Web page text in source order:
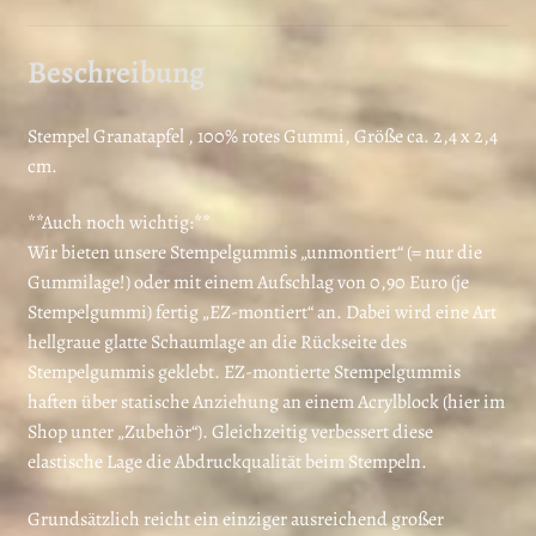
Beschreibung
Stempel Granatapfel , 100% rotes Gummi, Größe ca. 2,4 x 2,4
cm.
**Auch noch wichtig:**
Wir bieten unsere Stempelgummis „unmontiert“ (= nur die
Gummilage!) oder mit einem Aufschlag von 0,90 Euro (je
Stempelgummi) fertig „EZ-montiert“ an. Dabei wird eine Art
hellgraue glatte Schaumlage an die Rückseite des
Stempelgummis geklebt. EZ-montierte Stempelgummis
haften über statische Anziehung an einem Acrylblock (hier im
Shop unter „Zubehör“). Gleichzeitig verbessert diese
elastische Lage die Abdruckqualität beim Stempeln.
Grundsätzlich reicht ein einziger ausreichend großer